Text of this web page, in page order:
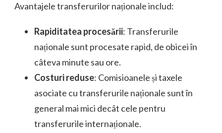
Avantajele transferurilor naționale includ:
Rapiditatea procesării: Transferurile
naționale sunt procesate rapid, de obicei în
câteva minute sau ore.
Costuri reduse: Comisioanele și taxele
asociate cu transferurile naționale sunt în
general mai mici decât cele pentru
transferurile internaționale.